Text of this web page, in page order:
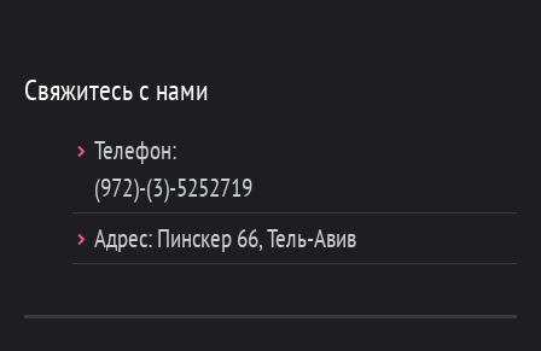
Свяжитесь с нами
Телефон:
(972)-(3)-5252719
Адрес: Пинскер 66, Тель-Авив